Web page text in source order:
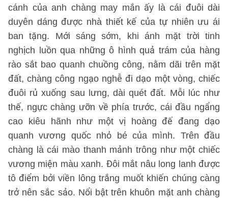
cánh của anh chàng may mắn ấy là cái đuôi dài
duyên dáng được nhà thiết kế của tự nhiên ưu ái
ban tặng. Mới sáng sớm, khi ánh mặt trời tinh
nghịch luồn qua những ô hình quả trám của hàng
rào sắt bao quanh chuồng công, nằm dãi trên mặt
đất, chàng công ngạo nghễ đi dạo một vòng, chiếc
đuôi rủ xuống sau lưng, dài quét đất. Mỗi lúc như
thế, ngực chàng ưỡn về phía trước, cái đầu ngẩng
cao kiêu hãnh như một vị hoàng đế đang dạo
quanh vương quốc nhỏ bé của mình. Trên đầu
chàng là cái mào thanh mảnh trông như một chiếc
vương miện màu xanh. Đôi mắt nâu long lanh được
tô điểm bởi viền lông trắng muốt khiến chúng càng
trở nên sắc sảo. Nổi bật trên khuôn mặt anh chàng